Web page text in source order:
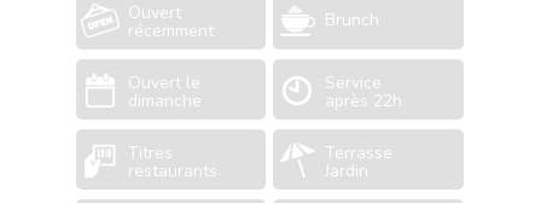
Ouvert
récemment Brunch
Ouvert le
dimanche
Service
après 22h
Titres
restaurants
Terrasse
Jardin